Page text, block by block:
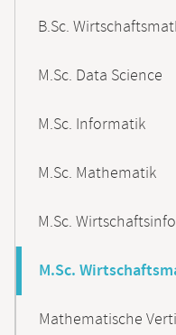
B.Sc.
M.Sc. Data Science
M.Sc. Informatik
M.Sc. Mathematik
M.Sc.
M.Sc.
Mathematische